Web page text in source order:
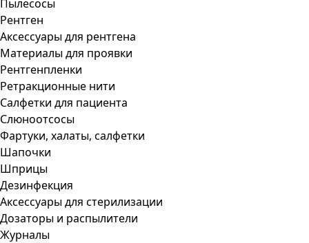
Пылесосы
Рентген
Аксессуары для рентгена
Материалы для проявки
Рентгенпленки
Ретракционные нити
Салфетки для пациента
Слюноотсосы
Фартуки, халаты, салфетки
Шапочки
Шприцы
Дезинфекция
Аксессуары для стерилизации
Дозаторы и распылители
Журналы